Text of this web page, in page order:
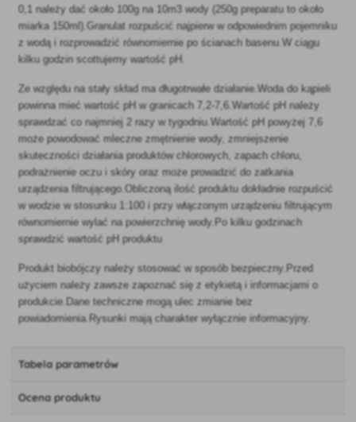
0,1 należy dać około 100g na 10m3 wody (250g preparatu to około
miarka 150ml).Granulat rozpuścić najpierw w odpowiednim pojemniku
z wodą i rozprowadzić równomiernie po ścianach basenu.W ciągu
kilku godzin scottujemy wartość pH.
Ze względu na stały skład ma długotrwałe działanie.Woda do kąpieli
powinna mieć wartość pH w granicach 7,2-7,6.Wartość pH należy
sprawdzać co najmniej 2 razy w tygodniu.Wartość pH powyżej 7,6
może powodować mleczne zmętnienie wody, zmniejszenie
skuteczności działania produktów chlorowych, zapach chloru,
podrażnienie oczu i skóry oraz może prowadzić do zatkania
urządzenia filtrującego.Obliczoną ilość produktu dokładnie rozpuścić
w wodzie w stosunku 1:100 i przy włączonym urządzeniu filtrującym
równomiernie wylać na powierzchnię wody.Po kilku godzinach
sprawdzić wartość pH produktu
Produkt biobójczy należy stosować w sposób bezpieczny.Przed
użyciem należy zawsze zapoznać się z etykietą i informacjami o
produkcie.Dane techniczne mogą ulec zmianie bez
powiadomienia.Rysunki mają charakter wyłącznie informacyjny.
Tabela parametrów
Ocena produktu